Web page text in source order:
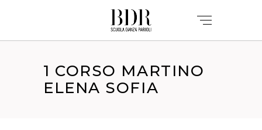
1 CORSO MARTINO
ELENA SOFIA